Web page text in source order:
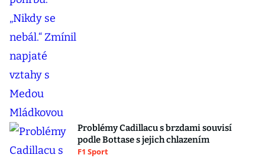
Problémy Cadillacu s brzdami souvisí
podle Bottase s jejich chlazením
F1 Sport